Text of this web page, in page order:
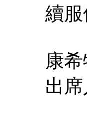
續服
康
出